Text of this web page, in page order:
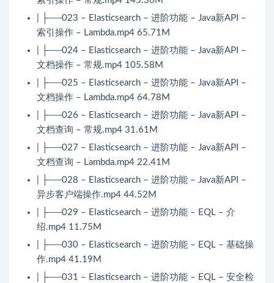
| ├──023 – Elasticsearch – 进阶功能 – Java新API –
索引操作 – Lambda.mp4 65.71M
| ├──024 – Elasticsearch – 进阶功能 – Java新API –
文档操作 – 常规.mp4 105.58M
| ├──025 – Elasticsearch – 进阶功能 – Java新API –
文档操作 – Lambda.mp4 64.78M
| ├──026 – Elasticsearch – 进阶功能 – Java新API –
文档查询 – 常规.mp4 31.61M
| ├──027 – Elasticsearch – 进阶功能 – Java新API –
文档查询 – Lambda.mp4 22.41M
| ├──028 – Elasticsearch – 进阶功能 – Java新API –
异步客户端操作.mp4 44.52M
| ├──029 – Elasticsearch – 进阶功能 – EQL – 介
绍.mp4 11.75M
| ├──030 – Elasticsearch – 进阶功能 – EQL – 基础操
作.mp4 41.19M
| ├──031 – Elasticsearch – 进阶功能 – EQL – 安全检